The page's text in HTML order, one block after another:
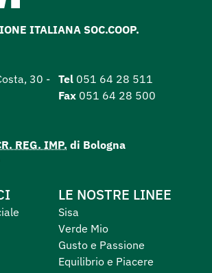
ITALIANA SOC.COOP.
30 -
Tel 051 64 28 511
Fax 051 64 28 500
REG. IMP. di Bologna
LE NOSTRE LINEE
Sisa
Verde Mio
Gusto e Passione
Equilibrio e Piacere